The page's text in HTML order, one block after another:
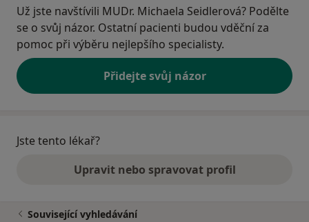
Už jste navštívili MUDr. Michaela Seidlerová? Podělte
se o svůj názor. Ostatní pacienti budou vděční za
pomoc při výběru nejlepšího specialisty.
Přidejte svůj názor
Jste tento lékař?
Upravit nebo spravovat profil
Související vyhledávání